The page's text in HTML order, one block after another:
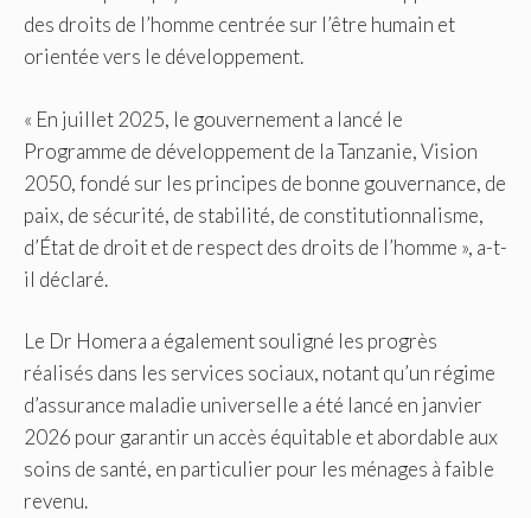
des droits de l’homme centrée sur l’être humain et
orientée vers le développement.
« En juillet 2025, le gouvernement a lancé le
Programme de développement de la Tanzanie, Vision
2050, fondé sur les principes de bonne gouvernance, de
paix, de sécurité, de stabilité, de constitutionnalisme,
d’État de droit et de respect des droits de l’homme », a-t-
il déclaré.
Le Dr Homera a également souligné les progrès
réalisés dans les services sociaux, notant qu’un régime
d’assurance maladie universelle a été lancé en janvier
2026 pour garantir un accès équitable et abordable aux
soins de santé, en particulier pour les ménages à faible
revenu.